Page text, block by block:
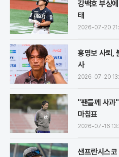
강백호 부상
태
2026-07-20
홍명보 사퇴,
사
2026-07-20
"팬들께 사과
마침표
2026-07-16
샌프란시스